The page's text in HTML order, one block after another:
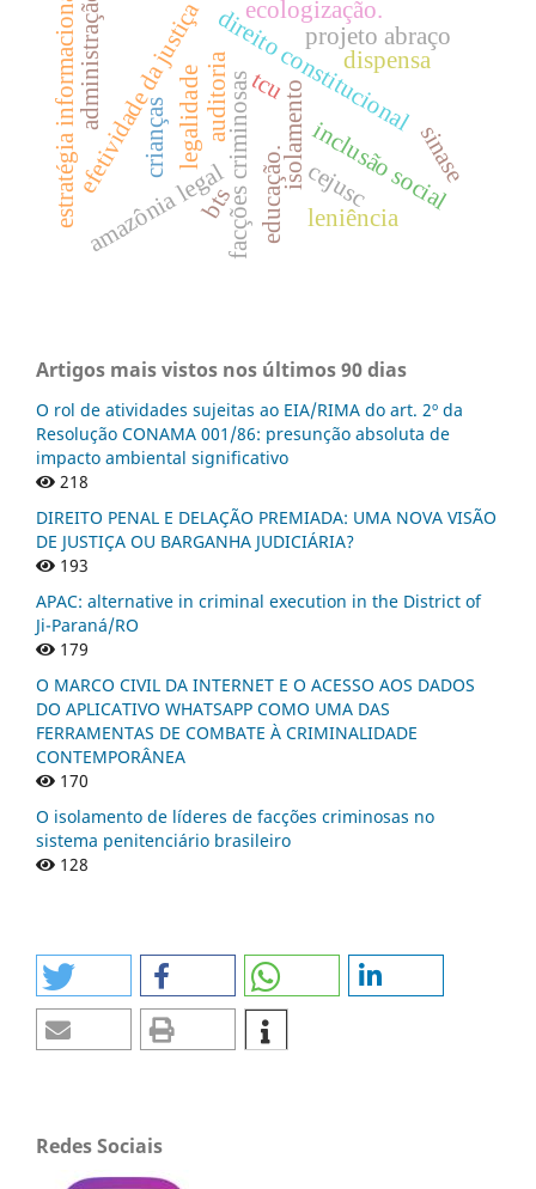
direito constitucional
isolamentoinclusão social
educação.
projeto abraço
efetividade da justiça cejusc
facções criminosas
crianças sinase
amazônia legal
estratégia informacional ecologização.
bts
administração dispensa
legalidadeauditoria
leniência
tcu
Artigos mais vistos nos últimos 90 dias
O rol de atividades sujeitas ao EIA/RIMA do art. 2º da
Resolução CONAMA 001/86: presunção absoluta de
impacto ambiental significativo
218
DIREITO PENAL E DELAÇÃO PREMIADA: UMA NOVA VISÃO
DE JUSTIÇA OU BARGANHA JUDICIÁRIA?
193
APAC: alternative in criminal execution in the District of
Ji-Paraná/RO
179
O MARCO CIVIL DA INTERNET E O ACESSO AOS DADOS
DO APLICATIVO WHATSAPP COMO UMA DAS
FERRAMENTAS DE COMBATE À CRIMINALIDADE
CONTEMPORÂNEA
170
O isolamento de líderes de facções criminosas no
sistema penitenciário brasileiro
128
Redes Sociais